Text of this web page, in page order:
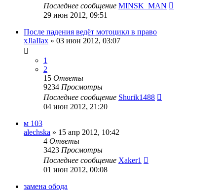
Последнее сообщение MINSK_MAN
29 июн 2012, 09:51
После падения ведёт мотоцикл в право
xJlaIIax » 03 июн 2012, 03:07
1
2
15 Ответы
9234 Просмотры
Последнее сообщение Shurik1488
04 июн 2012, 21:20
м 103
alechska » 15 апр 2012, 10:42
4 Ответы
3423 Просмотры
Последнее сообщение Xaker1
01 июн 2012, 00:08
замена обода